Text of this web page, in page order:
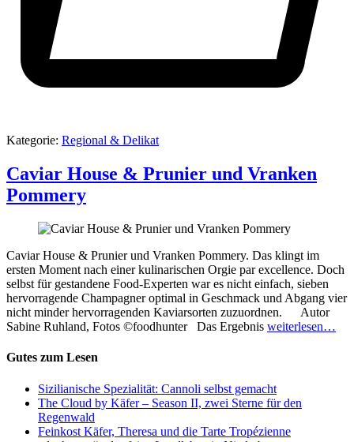
Kategorie: Regional & Delikat
Caviar House & Prunier und Vranken
Pommery
Caviar House & Prunier und Vranken Pommery. Das klingt im
ersten Moment nach einer kulinarischen Orgie par excellence. Doch
selbst für gestandene Food-Experten war es nicht einfach, sieben
hervorragende Champagner optimal in Geschmack und Abgang vier
nicht minder hervorragenden Kaviarsorten zuzuordnen. Autor
Sabine Ruhland, Fotos ©foodhunter Das Ergebnis weiterlesen…
Gutes zum Lesen
Sizilianische Spezialität: Cannoli selbst gemacht
The Cloud by Käfer – Season II, zwei Sterne für den
Regenwald
Feinkost Käfer, Theresa und die Tarte Tropézienne